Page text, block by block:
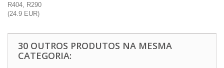
R404, R290
(24.9 EUR)
30 OUTROS PRODUTOS NA MESMA
CATEGORIA: